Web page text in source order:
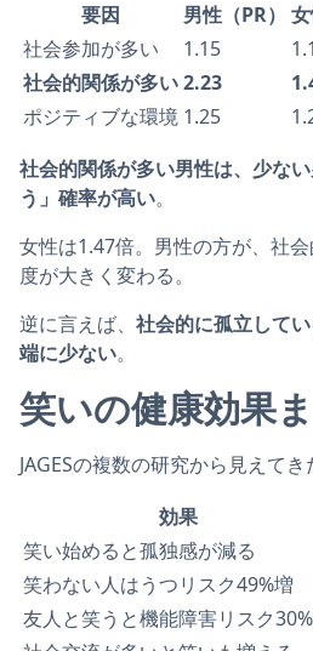
要因 男性（PR） 女
社会参加が多い
1.15
社会的関係が多い2.23
ポジティブな環境 1.25
社会的関係が多い男性は、少な
う」確率が高い。
女性は1.47倍。男性の方が、社
度が大きく変わる。
逆に言えば、 社会的に孤立して
端に少ない。
笑いの健康効果
JAGESの複数の研究から見えてき
効果
笑い始めると孤独感が減る
笑わない人はうつリスク49%増
友人と笑うと機能障害リスク